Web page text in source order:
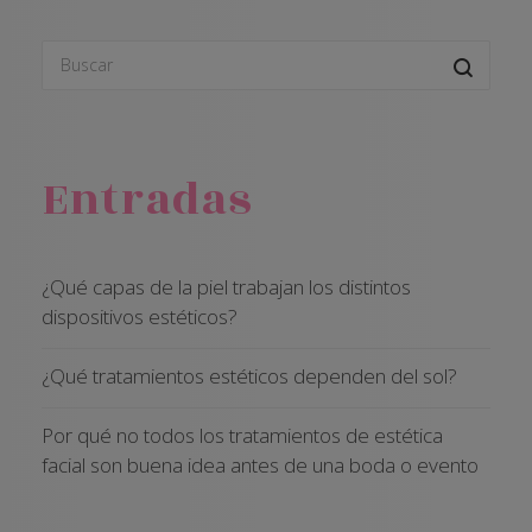
Entradas
¿Qué capas de la piel trabajan los distintos
dispositivos estéticos?
¿Qué tratamientos estéticos dependen del sol?
Por qué no todos los tratamientos de estética
facial son buena idea antes de una boda o evento